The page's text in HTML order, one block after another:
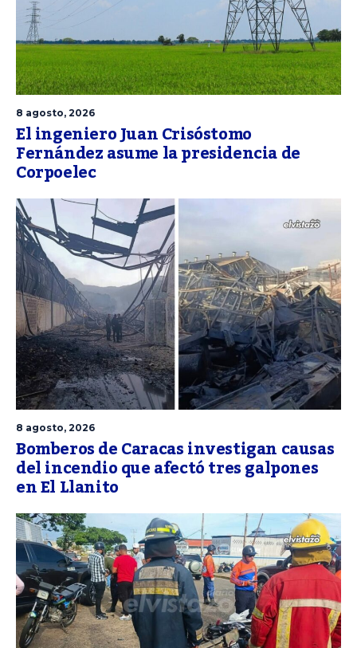
8 agosto, 2026
El ingeniero Juan Crisóstomo
Fernández asume la presidencia de
Corpoelec
8 agosto, 2026
Bomberos de Caracas investigan causas
del incendio que afectó tres galpones
en El Llanito